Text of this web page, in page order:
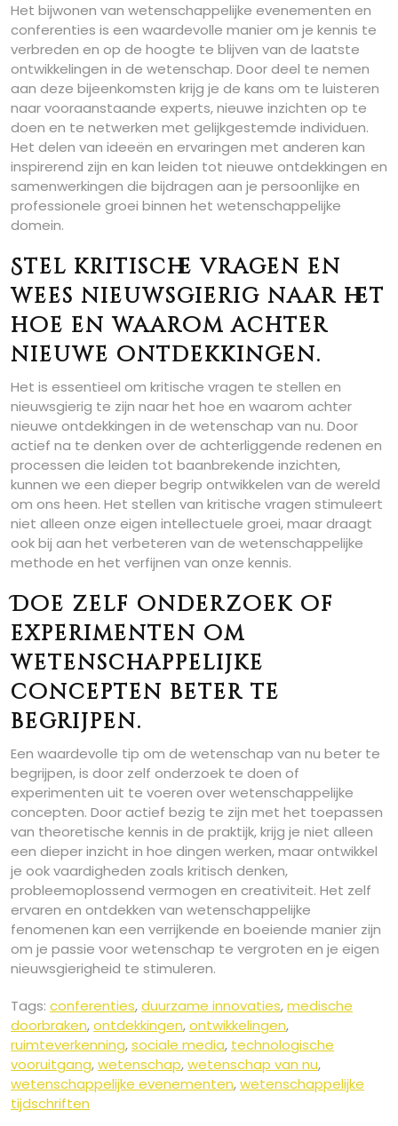
Het bijwonen van wetenschappelijke evenementen en
conferenties is een waardevolle manier om je kennis te
verbreden en op de hoogte te blijven van de laatste
ontwikkelingen in de wetenschap. Door deel te nemen
aan deze bijeenkomsten krijg je de kans om te luisteren
naar vooraanstaande experts, nieuwe inzichten op te
doen en te netwerken met gelijkgestemde individuen.
Het delen van ideeën en ervaringen met anderen kan
inspirerend zijn en kan leiden tot nieuwe ontdekkingen en
samenwerkingen die bijdragen aan je persoonlijke en
professionele groei binnen het wetenschappelijke
domein.
Stel kritische vragen en
wees nieuwsgierig naar het
hoe en waarom achter
nieuwe ontdekkingen.
Het is essentieel om kritische vragen te stellen en
nieuwsgierig te zijn naar het hoe en waarom achter
nieuwe ontdekkingen in de wetenschap van nu. Door
actief na te denken over de achterliggende redenen en
processen die leiden tot baanbrekende inzichten,
kunnen we een dieper begrip ontwikkelen van de wereld
om ons heen. Het stellen van kritische vragen stimuleert
niet alleen onze eigen intellectuele groei, maar draagt
ook bij aan het verbeteren van de wetenschappelijke
methode en het verfijnen van onze kennis.
Doe zelf onderzoek of
experimenten om
wetenschappelijke
concepten beter te
begrijpen.
Een waardevolle tip om de wetenschap van nu beter te
begrijpen, is door zelf onderzoek te doen of
experimenten uit te voeren over wetenschappelijke
concepten. Door actief bezig te zijn met het toepassen
van theoretische kennis in de praktijk, krijg je niet alleen
een dieper inzicht in hoe dingen werken, maar ontwikkel
je ook vaardigheden zoals kritisch denken,
probleemoplossend vermogen en creativiteit. Het zelf
ervaren en ontdekken van wetenschappelijke
fenomenen kan een verrijkende en boeiende manier zijn
om je passie voor wetenschap te vergroten en je eigen
nieuwsgierigheid te stimuleren.
Tags: conferenties,duurzame innovaties,medische
doorbraken,ontdekkingen,ontwikkelingen,
ruimteverkenning,sociale media, technologische
vooruitgang,wetenschap,wetenschap van nu,
wetenschappelijke evenementen,wetenschappelijke
tijdschriften